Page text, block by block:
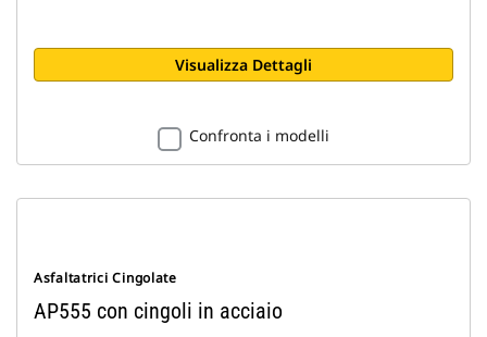
Visualizza Dettagli
Confronta i modelli
Asfaltatrici Cingolate
AP555 con cingoli in acciaio